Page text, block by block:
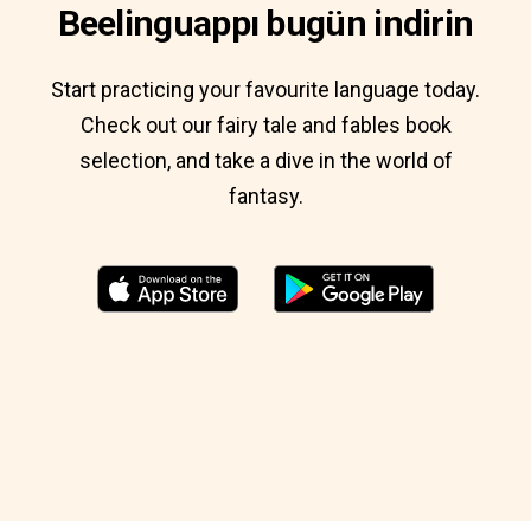
Beelinguappı bugün indirin
Start practicing your favourite language today.
Check out our fairy tale and fables book
selection, and take a dive in the world of
fantasy.